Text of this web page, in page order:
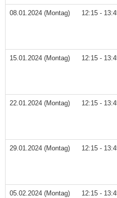
08.01.2024 (Montag) 12:15 -
15.01.2024 (Montag) 12:15 -
22.01.2024 (Montag) 12:15 -
29.01.2024 (Montag) 12:15 -
05.02.2024 (Montag) 12:15 -